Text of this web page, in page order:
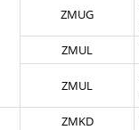
ZMUG
ZMUL
ZMUL
ZMKD